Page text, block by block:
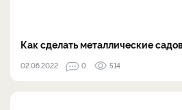
Как сделать металлические
02.06.2022 0 514